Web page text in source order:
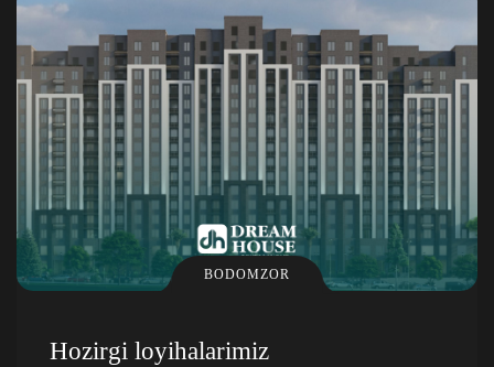
BODOMZOR
Hozirgi loyihalarimiz